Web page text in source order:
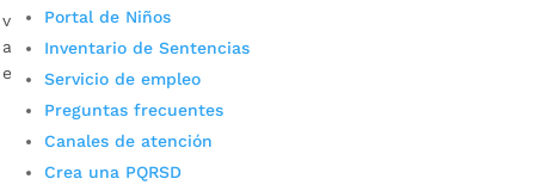
Portal de Niños
Inventario de Sentencias
Servicio de empleo
Preguntas frecuentes
Canales de atención
Crea una PQRSD
vienen adelantando todas las gestiones posibles ante las
autoridades del orden departamental y nacional para
encontrar una solución a largo plazo a la […]